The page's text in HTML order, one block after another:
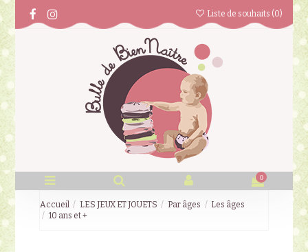
Liste de souhaits (0)
0
Accueil LES JEUX ET JOUETS Par âges
Les âges
10 ans et +